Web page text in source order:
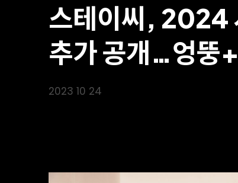
스테이씨, 2024
추가 공개…엉뚱
2023 10 24